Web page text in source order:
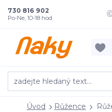
730 816 902
Po-Ne, 10-18 hod.
Úvod Růžence